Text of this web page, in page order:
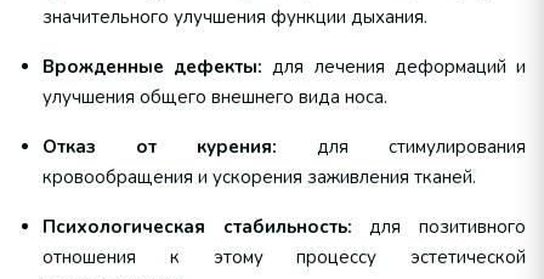
значительного улучшения функции дыхания.
Врожденные дефекты: для лечения деформаций и
улучшения общего внешнего вида носа.
Отказ от курения: для стимулирования
кровообращения и ускорения заживления тканей.
Психологическая стабильность: для позитивного
отношения к этому процессу эстетической